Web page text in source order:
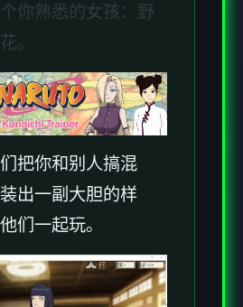
你熟悉的女孩：野
。
把你和别人搞混
出一副大胆的样
们一起玩。